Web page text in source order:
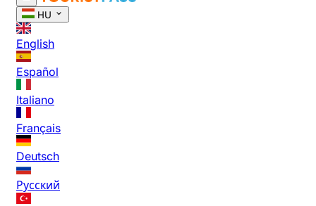
HU
English
Español
Italiano
Français
Deutsch
Русский